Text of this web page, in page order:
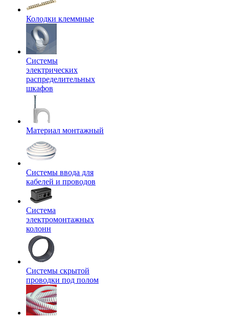
Колодки клеммные
Системы
электрических
распределительных
шкафов
Материал монтажный
Системы ввода для
кабелей и проводов
Система
электромонтажных
колонн
Системы скрытой
проводки под полом